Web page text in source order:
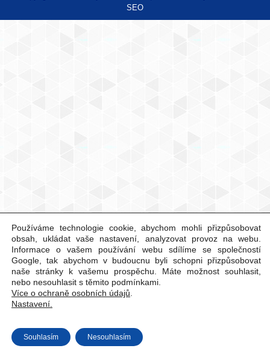
SEO
Používáme technologie cookie, abychom mohli přizpůsobovat
obsah, ukládat vaše nastavení, analyzovat provoz na webu.
Informace o vašem používání webu sdílíme se společností
Google, tak abychom v budoucnu byli schopni přizpůsobovat
naše stránky k vašemu prospěchu. Máte možnost souhlasit,
nebo nesouhlasit s těmito podmínkami.
Více o ochraně osobních údajů
Nastavení.
Souhlasím Nesouhlasím